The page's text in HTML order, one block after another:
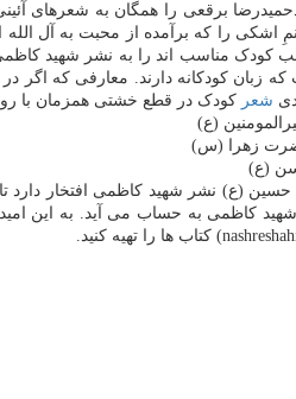
برقعی را همگان به شعرهای
اشکی را که برآمده از محبت به آل
کودک مناسب اند را به نشر شهید
زبان کودکانه دارند. معارفی که اگر
شعر کودک در قطع خشتی همزمان با
(ع)
حضرت زهرا (س)
(ع)
(ع) نشر شهید کاظمی افتخار دارد